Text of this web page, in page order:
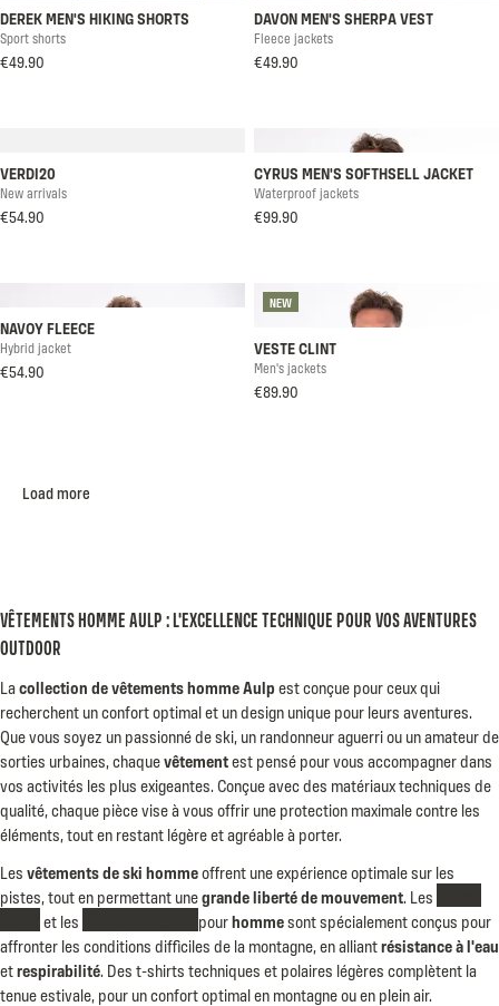
DEREK MEN'S HIKING SHORTS
Sport shorts
€49.90
DAVON MEN'S SHERPA VEST
Fleece jackets
€49.90
VERDI20
New arrivals
€54.90
CYRUS MEN'S SOFTHSELL JACKET
Waterproof jackets
€99.90
NAVOY FLEECE
Hybrid jacket
€54.90
VESTE CLINT
Men's jackets
€89.90
NEW
Load more
VÊTEMENTS HOMME AULP : L'EXCELLENCE TECHNIQUE POUR VOS AVENTURES
OUTDOOR
Lacollection de vêtements homme Aulpest conçue pour ceux qui
recherchent un confort optimal et un design unique pour leurs aventures.
Que vous soyez un passionné de ski, un randonneur aguerri ou un amateur de
sorties urbaines, chaquevêtementest pensé pour vous accompagner dans
vos activités les plus exigeantes. Conçue avec des matériaux techniques de
qualité, chaque pièce vise à vous offrir une protection maximale contre les
éléments, tout en restant légère et agréable à porter.
Lesvêtements de ski hommeoffrent une expérience optimale sur les
pistes, tout en permettant unegrande liberté de mouvement. Les
et les pourhommesont spécialement conçus pour
affronter les conditions difficiles de la montagne, en alliantrésistance à l'eau
etrespirabilité. Des t-shirts techniques et polaires légères complètent la
tenue estivale, pour un confort optimal en montagne ou en plein air.